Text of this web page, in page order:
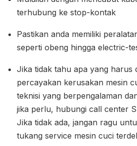
terhubung ke stop-kontak
Pastikan anda memiliki
seperti obeng hingga electric-
Jika tidak tahu apa yang harus
percayakan kerusakan mesin
teknisi yang berpengalaman
jika perlu, hubungi call center
Jika tidak ada, jangan ragu
tukang service mesin cuci